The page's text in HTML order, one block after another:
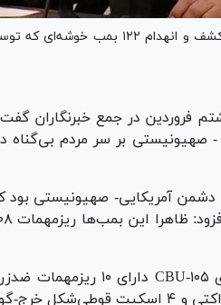
معاون روابط عمومی و تبلیغات سپاه فجر فارس از
فروردین در جمع خبرنگاران
بر سر مردم بی‌گناه
آمریکایی- صهیونیستی بود
ریزمهمات آن شامل رادار ارتفاع‌سنج، یک موتور